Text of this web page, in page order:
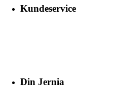
Kundeservice
Din Jernia